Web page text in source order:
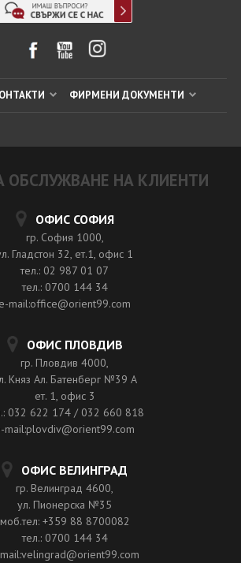
ФИРМЕНИ ДОКУМЕНТИ
ОБСЛУЖВАНЕ НА КЛИЕНТИ
ОФИС СОФИЯ
гр. София 1000,
Гладстон 32, ет.1, офис 1
тел.: 02 987 01 07
тел.: 0700 144 34
e-mail:office@orient99.com
ОФИС ПЛОВДИВ
гр. Пловдив 4000,
Княз Ал. Батенберг №39 A
ет. 1, офис 3
032 622 174 / 032 660 818
mail:plovdiv@orient99.com
ОФИС ВЕЛИНГРАД
гр. Велинград 4600,
ул. Пионерска №35
моб.тел: +359 88 8700082
тел.: 0700 144 34